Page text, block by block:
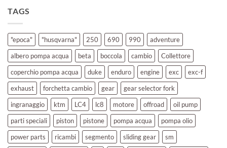
TAGS
"epoca" "husqvarna" 250 690 990
adventure
albero pompa acqua
beta boccola cambio
Collettore
coperchio pompa acqua
duke enduro engine exc
exc-f
exhaust
forchetta cambio gear
gear selector fork
ingranaggio
ktm LC4 lc8 motore offroad
oil pump
parti speciali
piston pistone pompa acqua
pompa olio
power parts
ricambi segmento sliding gear
sm